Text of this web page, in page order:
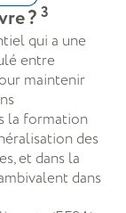
? 3
qui a une
entre
maintenir
la formation
des
et dans la
dans